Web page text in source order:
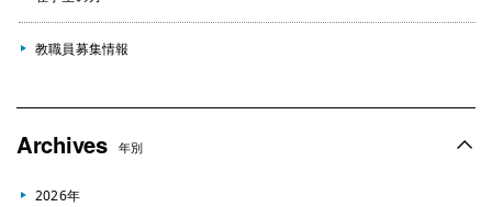
教職員募集情報
Archives 年別
2026年